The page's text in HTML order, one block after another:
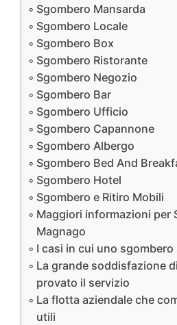
Sgombero Mansarda
Sgombero Locale
Sgombero Box
Sgombero Ristorante
Sgombero Negozio
Sgombero Bar
Sgombero Ufficio
Sgombero Capannone
Sgombero Albergo
Sgombero Bed And
Sgombero Hotel
Sgombero e Ritiro Mobili
Maggiori informazioni per
Magnago
I casi in cui uno sgombero
La grande soddisfazione
provato il servizio
La flotta aziendale che
utili